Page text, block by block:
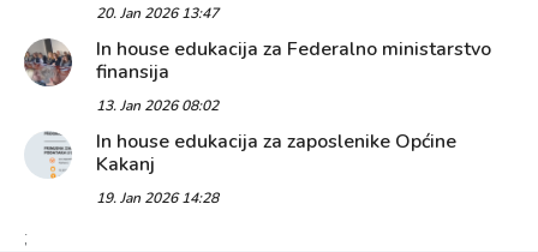
20. Jan 2026 13:47
In house edukacija za Federalno ministarstvo
finansija
13. Jan 2026 08:02
In house edukacija za zaposlenike Općine
Kakanj
19. Jan 2026 14:28
;